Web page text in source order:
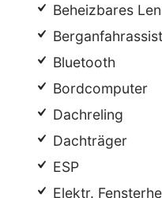
Beheizbares
Bluetooth
Bordcomputer
Dachreling
Dachträger
ESP
Elektr.